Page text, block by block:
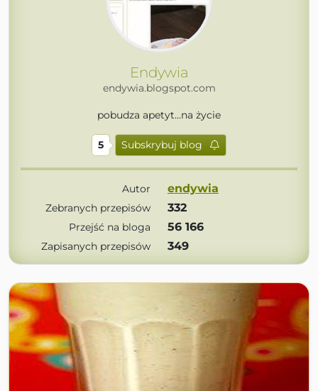
Endywia
endywia.blogspot.com
pobudza apetyt...na życie
5 Subskrybuj blog
Autor endywia
Zebranych przepisów 332
Przejść na bloga 56 166
Zapisanych przepisów 349